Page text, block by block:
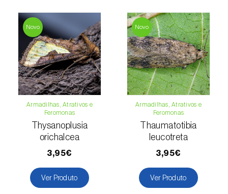
Novo
Armadilhas, Atrativos e
Feromonas
Thysanoplusia
orichalcea
3,95€
Ver Produto
Novo
Armadilhas, Atrativos e
Feromonas
Thaumatotibia
leucotreta
3,95€
Ver Produto